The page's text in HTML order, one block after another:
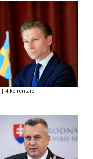
| 4 komentáre